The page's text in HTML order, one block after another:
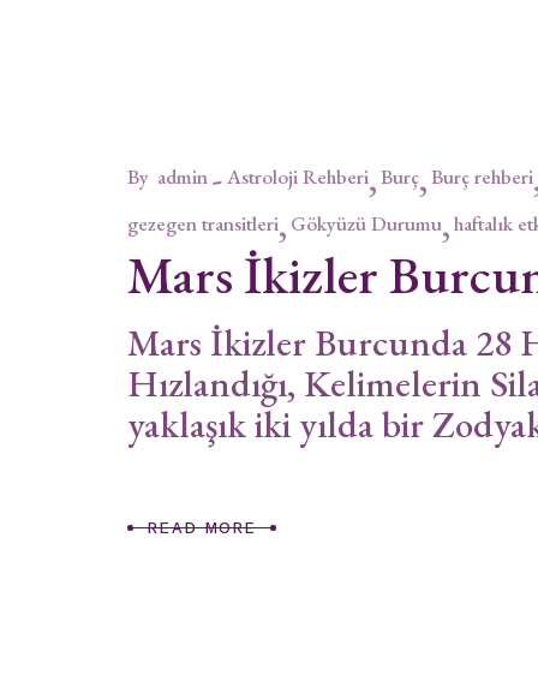
By admin Astroloji Rehberi Burç Burç rehberi
gezegen transitleri Gökyüzü Durumu haftalık
Mars İkizler
Mars İkizler Burcunda 28
Hızlandığı, Kelimelerin
yaklaşık iki yılda bir
READ MORE